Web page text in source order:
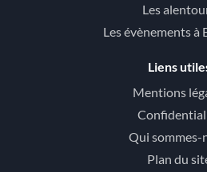
Les
Les évènements à
Liens
Mentions
Qui sommes-
Plan du